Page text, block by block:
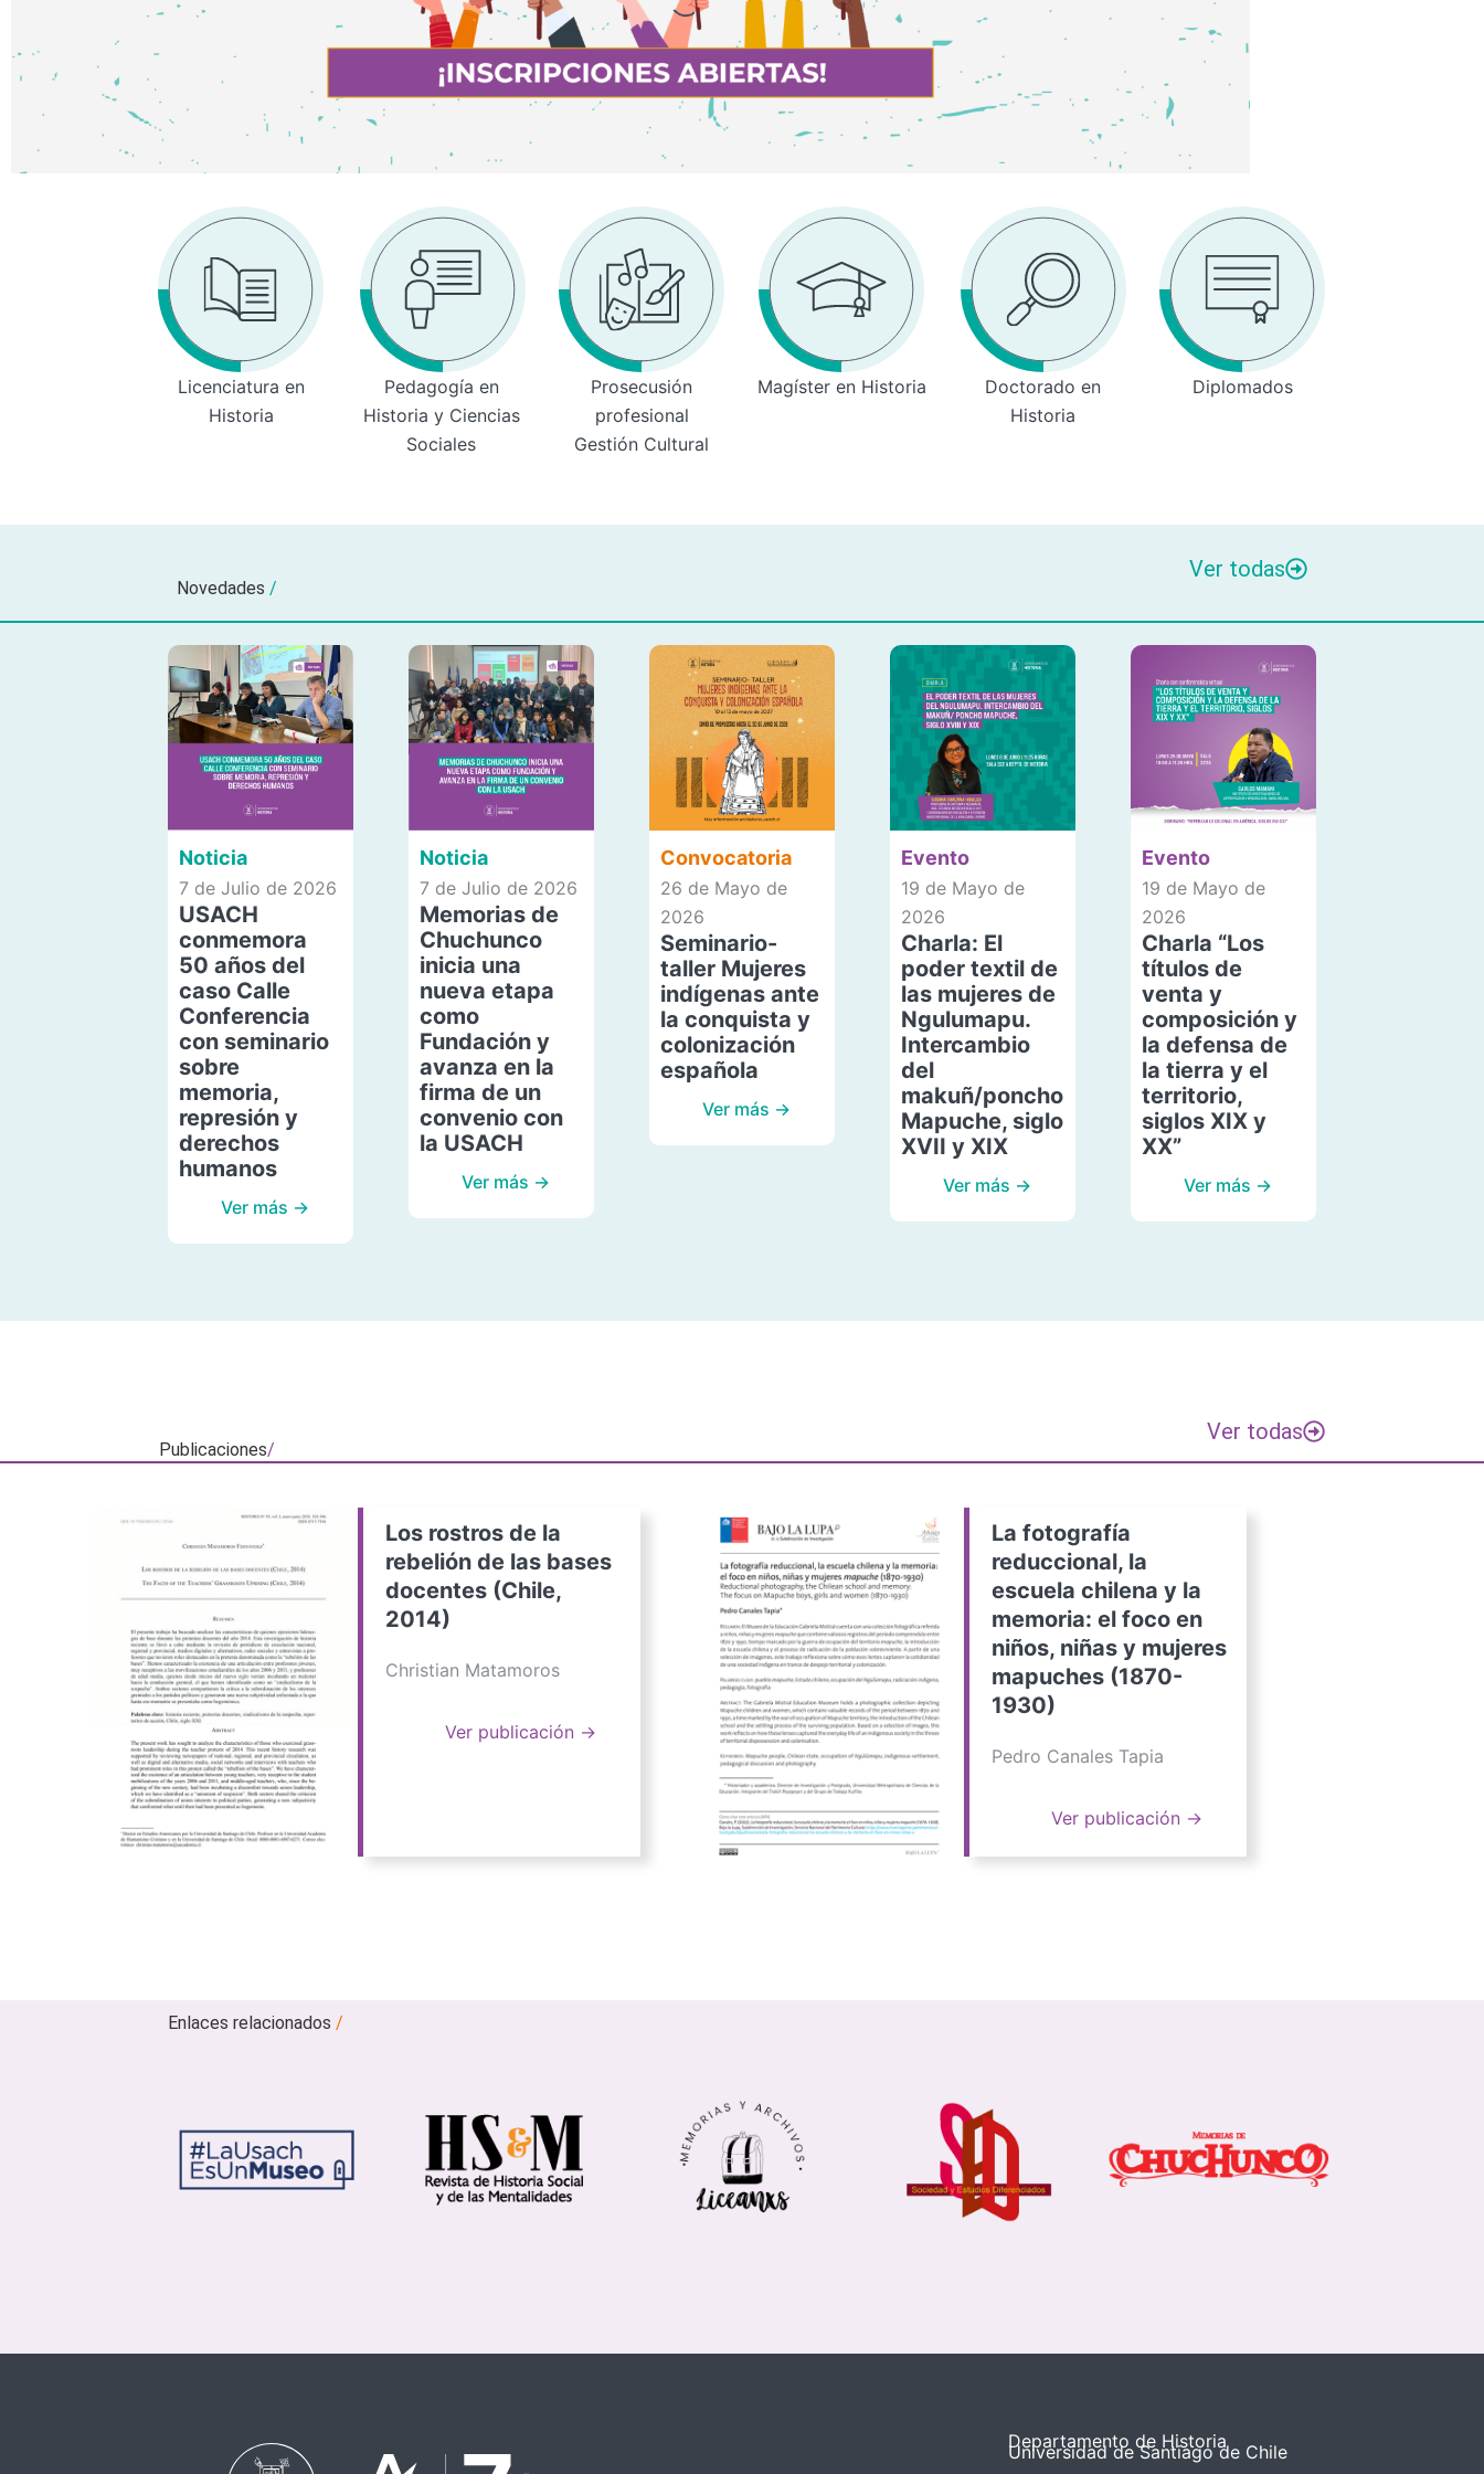
Licenciatura en
Historia
Pedagogía en
Historia y Ciencias
Sociales
Prosecusión
profesional
Gestión Cultural
Magíster en Historia
Doctorado en
Historia
Diplomados
Novedades /
Ver todas
Noticia
7 de Julio de 2026
USACH
conmemora
50 años del
caso Calle
Conferencia
con seminario
sobre
memoria,
represión y
derechos
humanos
Ver más →
Noticia
7 de Julio de 2026
Memorias de
Chuchunco
inicia una
nueva etapa
como
Fundación y
avanza en la
firma de un
convenio con
la USACH
Ver más →
Convocatoria
26 de Mayo de
2026
Seminario-
taller Mujeres
indígenas ante
la conquista y
colonización
española
Ver más →
Evento
19 de Mayo de
2026
Charla: El
poder textil de
las mujeres de
Ngulumapu.
Intercambio
del
makuñ/poncho
Mapuche, siglo
XVII y XIX
Ver más →
Evento
19 de Mayo de
2026
Charla “Los
títulos de
venta y
composición y
la defensa de
la tierra y el
territorio,
siglos XIX y
XX”
Ver más →
Publicaciones/
Ver todas
Los rostros de la
rebelión de las bases
docentes (Chile,
2014)
Christian Matamoros
Ver publicación →
La fotografía
reduccional, la
escuela chilena y la
memoria: el foco en
niños, niñas y mujeres
mapuches (1870-
1930)
Pedro Canales Tapia
Ver publicación →
Enlaces relacionados/
Departamento de Historia
Universidad de Santiago de Chile